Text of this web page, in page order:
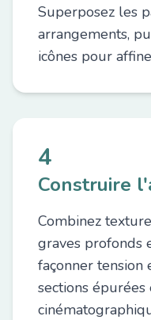
Superposez les
arrangements,
icônes pour
4
Construire
Combinez
graves profonds
façonner tension
sections